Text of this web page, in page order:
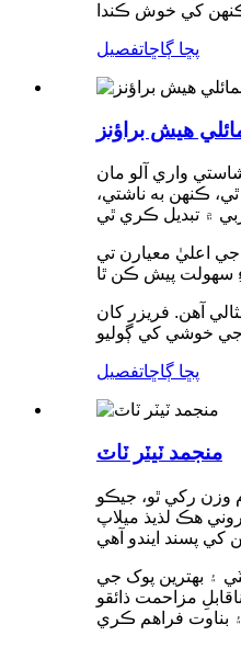
پڇا ڳاڇاتفصيل
هيش براؤنز
واري آلو مان
ڪنهن به ناشتي،
اعليٰ معيارن تي
آهن. فريزر کان
پڇا ڳاڇاتفصيل
منجمد ٽيٽر ٽاٽ
نرم، اسان جا فروزن ٽيٽر ٽاٽ هڪ ڪلاسيڪل آرامده کاڌو آهن جيڪي ڪڏهن به انداز کان ٻاهر نه ويندا آهن. هر ٽڪرو لڳ ڀڳ 6 گرام وزن رکي ٿو، جيڪو
هڪ لذيذ ميلاپ
۽ بهترين پوک جي
مزاحمت ذائقو